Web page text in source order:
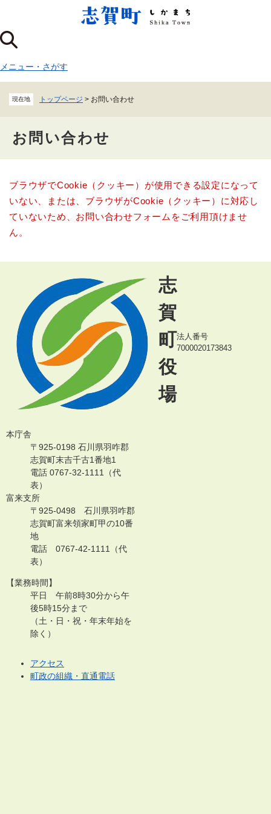
ジ
の
頭
で
メニューを飛ばして本文へ
メニュー ・ さがす
現在地 トップページ > お問い合わせ
お問い合わせ
文
ブラウザでCookie（クッキー）が使用できる設定になって
いない、または、ブラウザがCookie（クッキー）に対応し
ていないため、お問い合わせフォームをご利用頂けませ
ん。
志
賀
町
役
場
法人番号
7000020173843
本庁舎
〒925-0198 石川県羽咋郡
志賀町末吉千古1番地1
電話 0767-32-1111（代
表）
富来支所
〒925-0498 石川県羽咋郡
志賀町富来領家町甲の10番
地
電話 0767-42-1111（代
表）
【業務時間】
平日 午前8時30分から午
後5時15分まで
（土・日・祝・年末年始を
除く）
アクセス
町政の組織・直通電話